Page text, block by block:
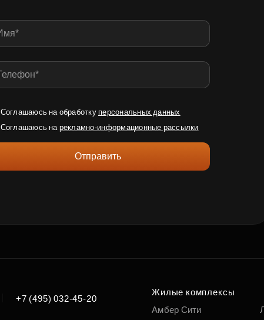
Соглашаюсь на обработку персональных данных
Соглашаюсь на рекламно-информационные рассылки
Отправить
+7 (495) 032-45-20
Жилые комплексы
Амбер Сити